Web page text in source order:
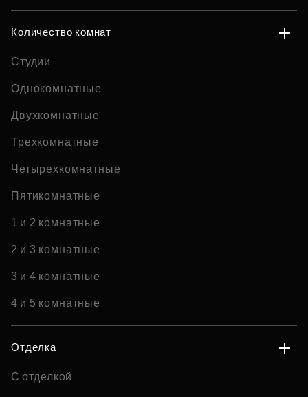
Количество комнат
Студии
Однокомнатные
Двухкомнатные
Трехкомнатные
Четырехкомнатные
Пятикомнатные
1 и 2 комнатные
2 и 3 комнатные
3 и 4 комнатные
4 и 5 комнатные
Отделка
С отделкой